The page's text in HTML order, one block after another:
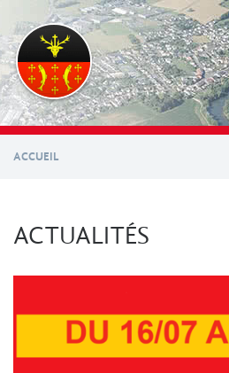
contenu
principal
ACCUEIL
ACTUALITÉS